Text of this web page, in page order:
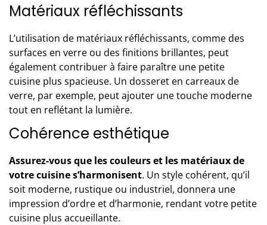
Matériaux réfléchissants
L’utilisation de matériaux réfléchissants, comme des
surfaces en verre ou des finitions brillantes, peut
également contribuer à faire paraître une petite
cuisine plus spacieuse. Un dosseret en carreaux de
verre, par exemple, peut ajouter une touche moderne
tout en reflétant la lumière.
Cohérence esthétique
Assurez-vous que les couleurs et les matériaux de
votre cuisine s’harmonisent. Un style cohérent, qu’il
soit moderne, rustique ou industriel, donnera une
impression d’ordre et d’harmonie, rendant votre petite
cuisine plus accueillante.